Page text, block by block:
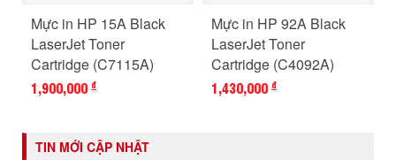
Mực in HP 15A Black
LaserJet Toner
Cartridge (C7115A)
1,900,000 đ
Mực in HP 92A Black
LaserJet Toner
Cartridge (C4092A)
1,430,000 đ
TIN MỚI CẬP NHẬT